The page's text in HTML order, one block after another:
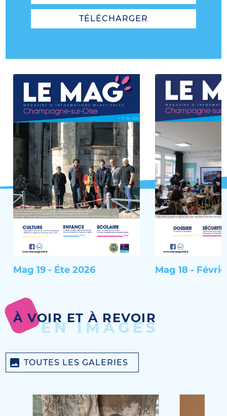
TÉLÉCHARGER
Mag 19 - Éte 2026 Mag 18 -
À VOIR ET À REVOIR
EN IMAGES
TOUTES LES GALERIES